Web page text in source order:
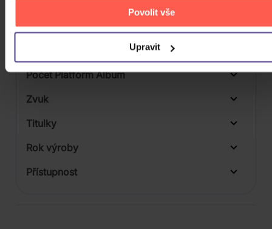
Povolit vše
Upravit
Balení média
Počet Platform Album
Zvuk
Titulky
Rok výroby
Přístupnost